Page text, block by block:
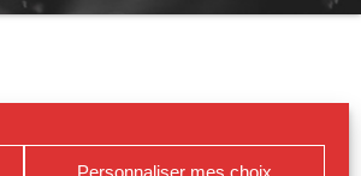
Personnaliser mes choix